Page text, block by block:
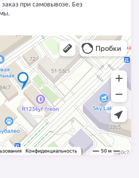
заказ при самовывозе. Без